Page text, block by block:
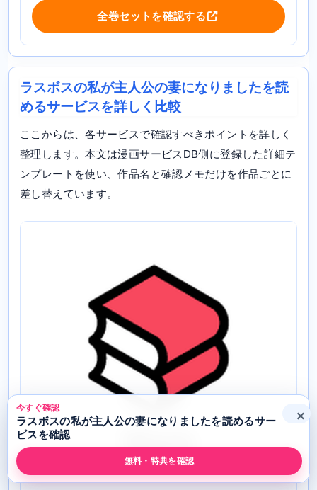
全巻セットを確認する
ラスボスの私が主人公の妻になりましたを読
めるサービスを詳しく比較
ここからは、各サービスで確認すべきポイントを詳しく
整理します。本文は漫画サービスDB側に登録した詳細テ
ンプレートを使い、作品名と確認メモだけを作品ごとに
差し替えています。
今すぐ確認
ラスボスの私が主人公の妻になりましたを読めるサー
ビスを確認
無料・特典を確認
×